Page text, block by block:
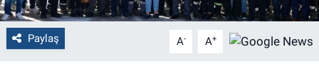
Paylaş A- A+
Gezi
Genel